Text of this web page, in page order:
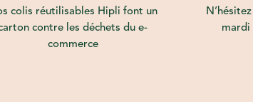
colis réutilisables Hipli font un
contre les déchets du e-
commerce
mardi